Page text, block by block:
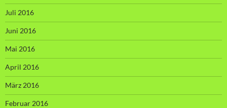
Juli 2016
Juni 2016
Mai 2016
April 2016
März 2016
Februar 2016